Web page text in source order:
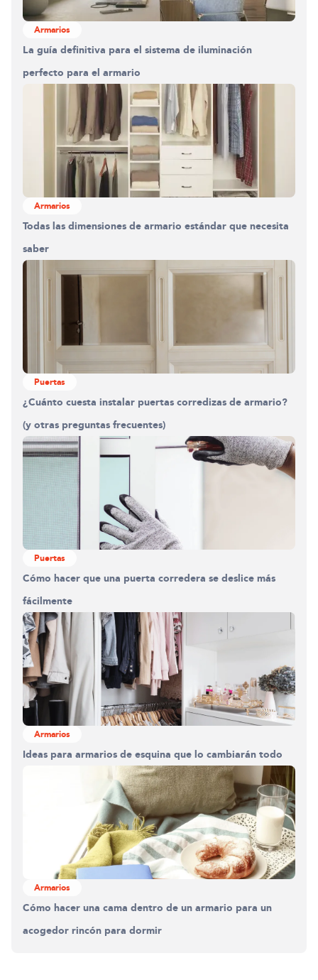
Armarios
La guía definitiva para el sistema de iluminación
perfecto para el armario
Armarios
Todas las dimensiones de armario estándar que necesita
saber
Puertas
¿Cuánto cuesta instalar puertas corredizas de armario?
(y otras preguntas frecuentes)
Puertas
Cómo hacer que una puerta corredera se deslice más
fácilmente
Armarios
Ideas para armarios de esquina que lo cambiarán todo
Armarios
Cómo hacer una cama dentro de un armario para un
acogedor rincón para dormir